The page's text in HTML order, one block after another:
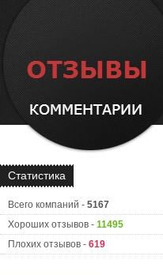
Статистика
Всего компаний - 5167
Хороших отзывов - 11495
Плохих отзывов - 619